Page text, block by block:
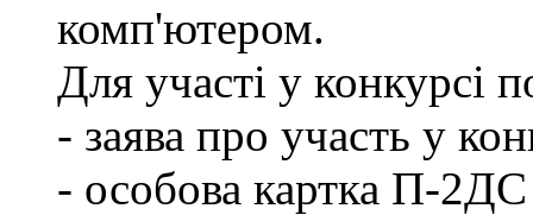
комп'ютером.
Для участі у конкурсі
- заява про участь у
- особова картка П-